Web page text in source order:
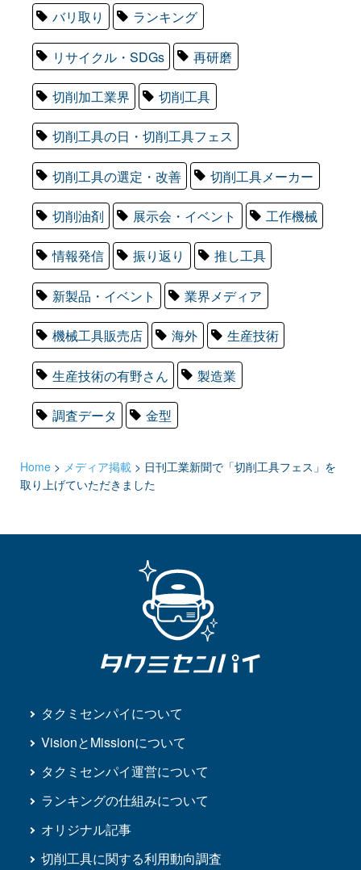
バリ取り ランキング
リサイクル・SDGs 再研磨
切削加工業界 切削工具
切削工具の日・切削工具フェス
切削工具の選定・改善 切削工具メーカー
切削油剤 展示会・イベント 工作機械
情報発信 振り返り 推し工具
新製品・イベント 業界メディア
機械工具販売店 海外 生産技術
生産技術の有野さん 製造業
調査データ 金型
Home > メディア掲載 > 日刊工業新聞で「切削工具フェス」を
取り上げていただきました
タクミセンパイについて
VisionとMissionについて
タクミセンパイ運営について
ランキングの仕組みについて
オリジナル記事
切削工具に関する利用動向調査